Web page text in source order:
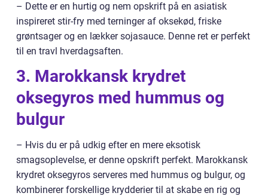
– Dette er en hurtig og nem opskrift på en asiatisk
inspireret stir-fry med terninger af oksekød, friske
grøntsager og en lækker sojasauce. Denne ret er perfekt
til en travl hverdagsaften.
3. Marokkansk krydret
oksegyros med hummus og
bulgur
– Hvis du er på udkig efter en mere eksotisk
smagsoplevelse, er denne opskrift perfekt. Marokkansk
krydret oksegyros serveres med hummus og bulgur, og
kombinerer forskellige krydderier til at skabe en rig og